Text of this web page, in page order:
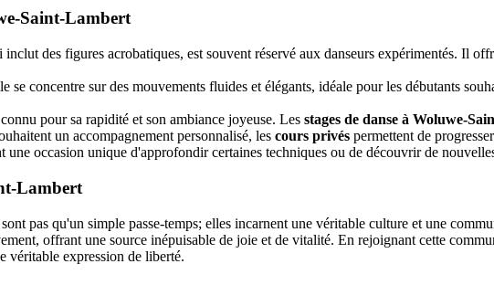
Saint-Lambert
des figures acrobatiques, est souvent réservé aux danseurs expérimentés. Il
se concentre sur des mouvements fluides et élégants, idéale pour les débutants
pour sa rapidité et son ambiance joyeuse. Les stages de danse à Woluwe-
un accompagnement personnalisé, les cours privés permettent de
une occasion unique d'approfondir certaines techniques ou de découvrir de
Lambert
pas qu'un simple passe-temps; elles incarnent une véritable culture et une
offrant une source inépuisable de joie et de vitalité. En rejoignant cette
véritable expression de liberté.